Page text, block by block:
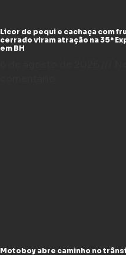
Licor de pequi e cachaça com
cerrado viram atração na 35ª
em BH
Motoboy abre caminho no